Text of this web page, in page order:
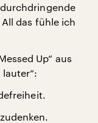
das fühle ich
Up“ aus